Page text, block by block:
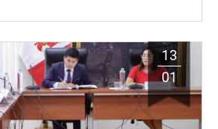
13
01